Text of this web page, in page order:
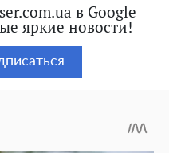
в Google
яркие новости!